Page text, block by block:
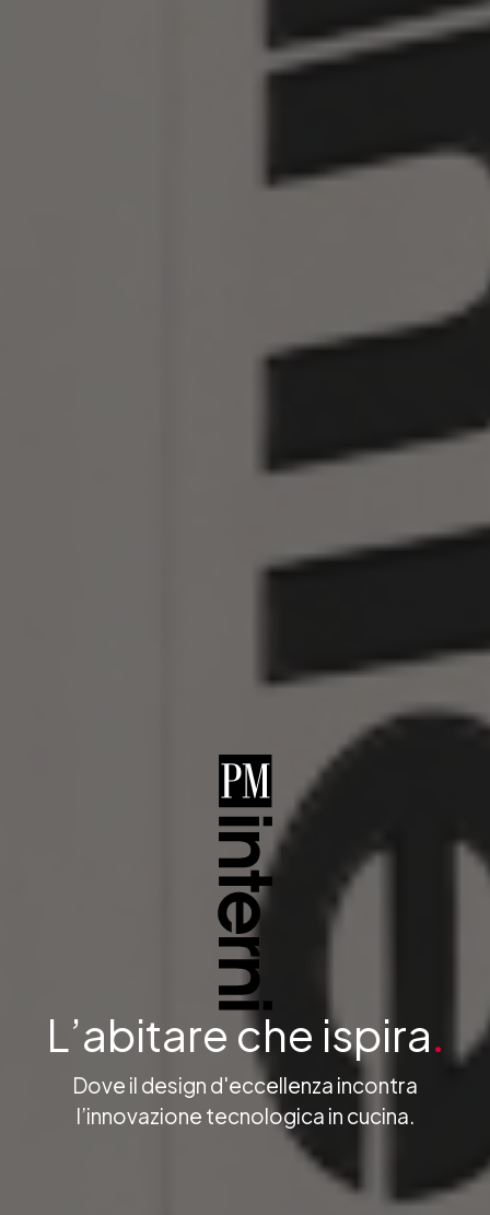
L’abitare che ispira.
Dove il design d'eccellenza incontra
l’innovazione tecnologica in cucina.